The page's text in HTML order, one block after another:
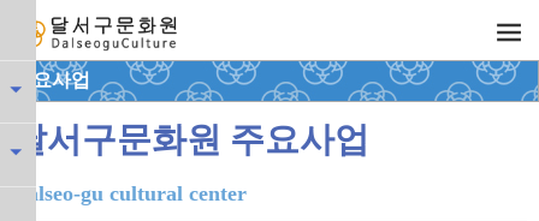
주요사업
달서구문화원 주요사업
Dalseo-gu cultural center